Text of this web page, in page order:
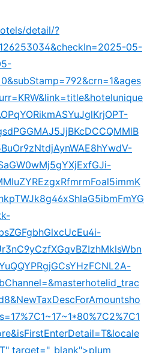
detail/?
05-
target="_blank">plum